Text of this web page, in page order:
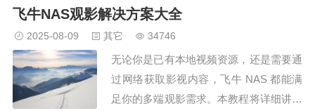
的，请选择国内高速下载。）下载地址
①：
https://vedl.lxapp3.shop/kkdy/01/dl.html?
cId=d5944 （苹…
飞牛NAS观影解决方案大全
2025-08-09 其它 34746
无论你是已有本地视频资源，还是需要通
过网络获取影视内容，飞牛 NAS 都能满
足你的多端观影需求。本教程将详细讲解